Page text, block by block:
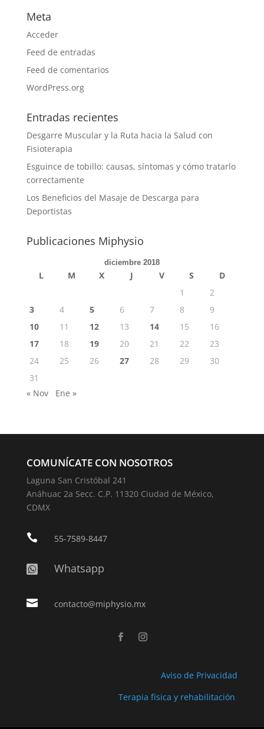
Meta
Acceder
Feed de entradas
Feed de comentarios
WordPress.org
Entradas recientes
Desgarre Muscular y la Ruta hacia la Salud con
Fisioterapia
Esguince de tobillo: causas, síntomas y cómo tratarlo
correctamente
Los Beneficios del Masaje de Descarga para
Deportistas
Publicaciones Miphysio
diciembre 2018
L M X J V S
D
1
2
3
4 5 6 7 8
9
10
11 12 13 14 15
16
17
18 19 20 21 22
23
24
25 26 27 28 29
30
31
« Nov
Ene »
COMUNÍCATE CON NOSOTROS
Laguna San Cristóbal 241
Anáhuac 2a Secc. C.P. 11320 Ciudad de México,
CDMX
 55-7589-8447
 Whatsapp
 contacto@miphysio.mx
Aviso de Privacidad
Terapia física y rehabilitación